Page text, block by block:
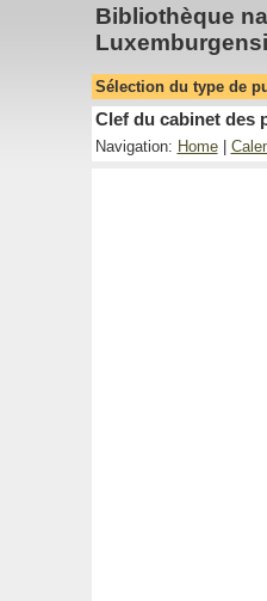
Bibliothèque
Sélection du type de
Clef du cabinet des
Navigation: Home|